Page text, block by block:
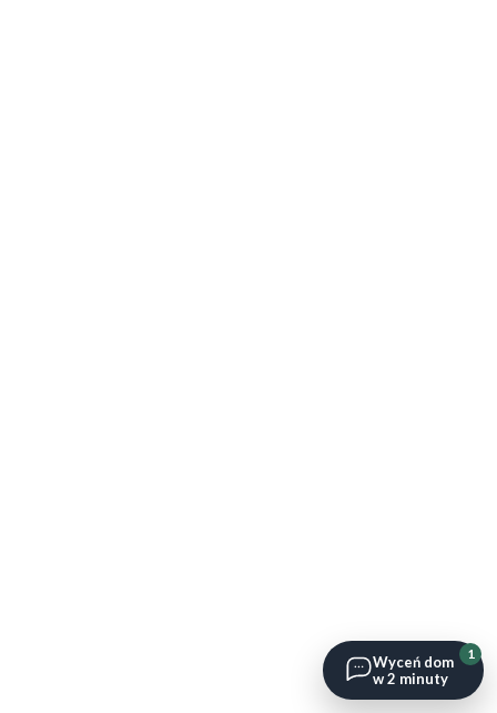
1
Wyceń dom
w 2 minuty